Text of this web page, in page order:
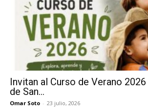
Invitan al Curso de Verano 2026
de San...
Omar Soto - 23 julio, 2026